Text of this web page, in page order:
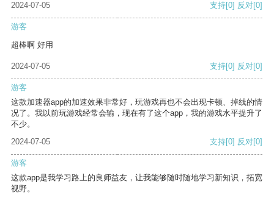
2024-07-05 支持[0] 反对[0]
游客
超棒啊 好用
2024-07-05 支持[0] 反对[0]
游客
这款加速器app的加速效果非常好，玩游戏再也不会出现卡顿、掉线的情
况了。我以前玩游戏经常会输，现在有了这个app，我的游戏水平提升了
不少。
2024-07-05
支持[0] 反对[0]
游客
这款app是我学习路上的良师益友，让我能够随时随地学习新知识，拓宽
视野。